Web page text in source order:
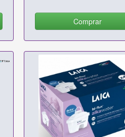
Comprar